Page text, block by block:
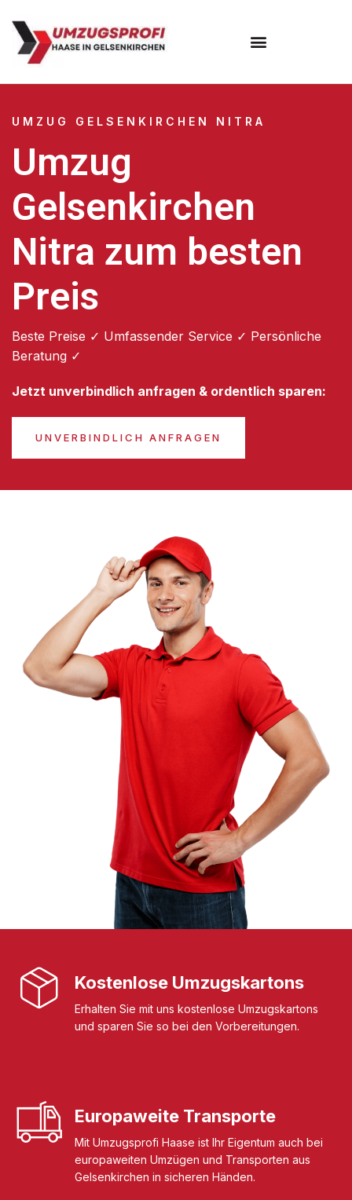
UMZUG GELSENKIRCHEN NITRA
Umzug
Gelsenkirchen
Nitra zum besten
Preis
Beste Preise ✓ Umfassender Service ✓ Persönliche
Beratung ✓
Jetzt unverbindlich anfragen & ordentlich sparen:
UNVERBINDLICH ANFRAGEN
Kostenlose Umzugskartons
Erhalten Sie mit uns kostenlose Umzugskartons
und sparen Sie so bei den Vorbereitungen.
Europaweite Transporte
Mit Umzugsprofi Haase ist Ihr Eigentum auch bei
europaweiten Umzügen und Transporten aus
Gelsenkirchen in sicheren Händen.